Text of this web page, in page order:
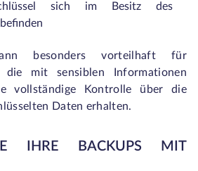
sich im Besitz des
besonders vorteilhaft für
die mit sensiblen Informationen
vollständige Kontrolle über die
Daten erhalten.
IHRE BACKUPS MIT